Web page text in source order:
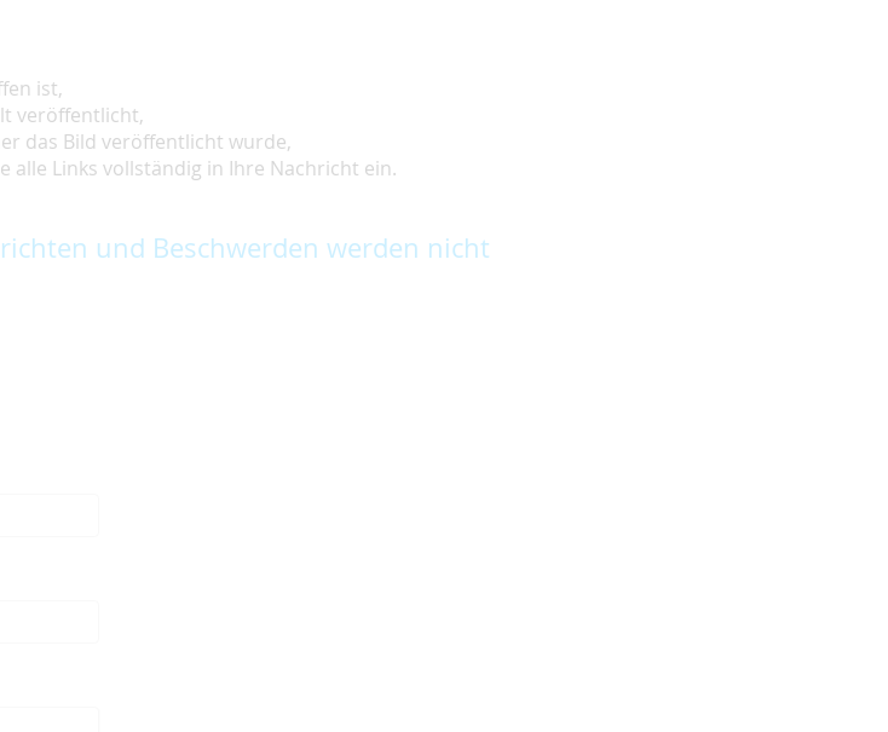
ist,
veröffentlicht,
das Bild veröffentlicht wurde,
alle Links vollständig in Ihre Nachricht ein.
und Beschwerden werden nicht